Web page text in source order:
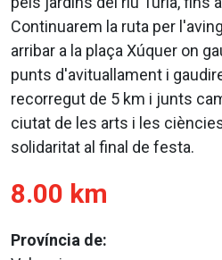
Continuarem la ruta per
arribar a la plaça Xúquer on
punts d'avituallament i
recorregut de 5 km i junts
ciutat de les arts i les
solidaritat al final de festa.
8.00 km
Província de: